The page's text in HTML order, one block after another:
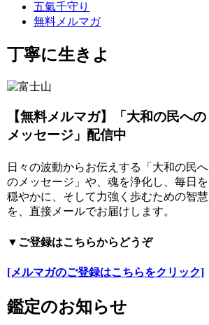
五氣千守り
無料メルマガ
丁寧に生きよ
【無料メルマガ】「大和の民への
メッセージ」配信中
日々の波動からお伝えする「大和の民へ
のメッセージ」や、魂を浄化し、毎日を
穏やかに、そして力強く歩むための智慧
を、直接メールでお届けします。
▼ご登録はこちらからどうぞ
[メルマガのご登録はこちらをクリック]
鑑定のお知らせ